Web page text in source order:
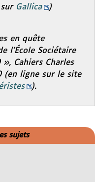
Gallica )
en quête
l’École Sociétaire
», Cahiers Charles
(en ligne sur le site
).
sujets